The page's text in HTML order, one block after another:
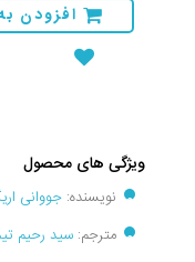
افزودن
ویژگی های محصول
نویسنده: جووانی
مترجم: سید رحیم